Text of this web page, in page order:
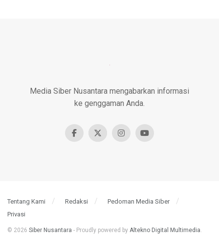
Media Siber Nusantara mengabarkan informasi
ke genggaman Anda.
Tentang Kami Redaksi
Pedoman Media Siber
Privasi
© 2026 Siber Nusantara - Proudly powered by Altekno Digital Multimedia.